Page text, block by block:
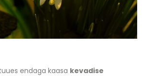
endaga kaasa kevadise